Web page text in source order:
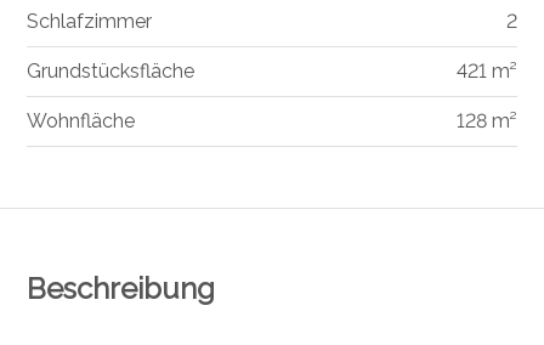
Beschreibung
Schlafzimmer 2
Grundstücksfläche 421 m²
Wohnfläche 128 m²